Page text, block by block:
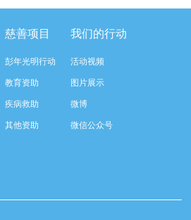
先生及秘
守创立初
善足迹稳
有的品牌
精准地向
路径，联
透明、更
取之于社
。未来，
届理事会的
公益慈善
单，老人
全都压在了
左眼早已
一片昏
失明，老
。得益于
今他的右
手机屏
己打理不
是庆
是双眼都
的日子。现
，并希望
传，同时
行实地探访
了解了患
我们一行
随机的回
。居住在
眼一直视
访过程中
在接受
看清菜苗
72岁的曾
曾是村里
越差。以
分不清菜
笑着说。
鱼儿游动
在田埂上
慈善项目
彭年光明行动
教育资助
疾病救助
其他资助
我们的行动
活动视频
图片展示
微博
微信公众号